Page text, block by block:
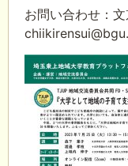
お問い合わせ：